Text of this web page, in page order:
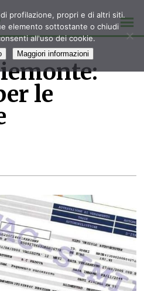
le
profilazione, propri e di altri siti.
elemento sottostante o chiudi
all'uso dei cookie.
Maggiori informazioni